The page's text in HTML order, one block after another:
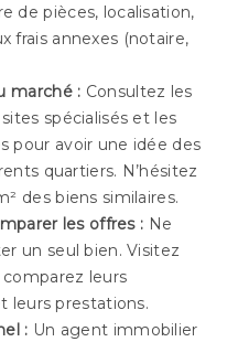
de pièces, localisation,
frais annexes (notaire,
marché : Consultez les
spécialisés et les
pour avoir une idée des
quartiers. N’hésitez
des biens similaires.
les offres : Ne
un seul bien. Visitez
leurs
leurs prestations.
: Un agent immobilier